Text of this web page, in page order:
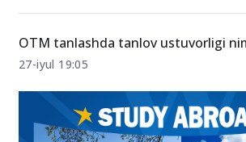
OTM tanlashda tanlov ustuvorligi
27-iyul 19:05